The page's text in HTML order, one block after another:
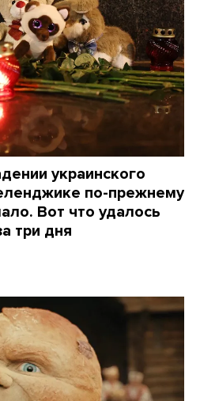
украинского
по-прежнему
Вот что удалось
три дня